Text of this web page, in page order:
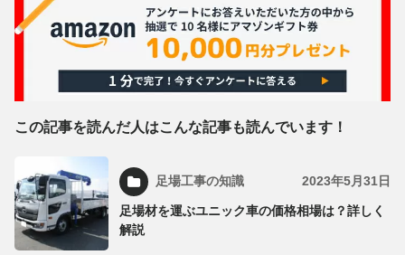
この記事を読んだ人はこんな記事も読んでいます！
足場工事の知識 2023年5月31日
足場材を運ぶユニック車の価格相場は？詳しく
解説